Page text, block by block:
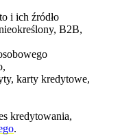
i ich źródło
B2B,
karty kredytowe,
kredytowania,
.